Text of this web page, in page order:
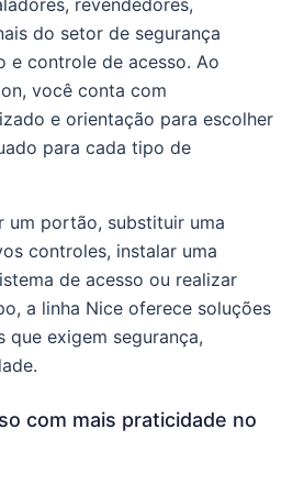
do setor de segurança
e controle de acesso. Ao
você conta com
e orientação para escolher
para cada tipo de
um portão, substituir uma
controles, instalar uma
de acesso ou realizar
a linha Nice oferece soluções
exigem segurança,
com mais praticidade no